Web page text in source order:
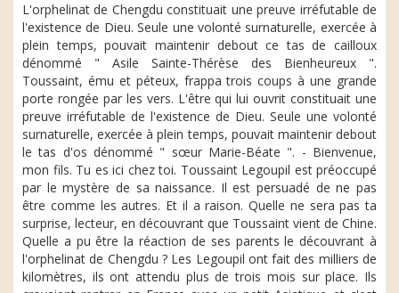
L'orphelinat de Chengdu constituait une preuve irréfutable de
l'existence de Dieu. Seule une volonté surnaturelle, exercée à
plein temps, pouvait maintenir debout ce tas de cailloux
dénommé " Asile Sainte-Thérèse des Bienheureux ".
Toussaint, ému et péteux, frappa trois coups à une grande
porte rongée par les vers. L'être qui lui ouvrit constituait une
preuve irréfutable de l'existence de Dieu. Seule une volonté
surnaturelle, exercée à plein temps, pouvait maintenir debout
le tas d'os dénommé " sœur Marie-Béate ". - Bienvenue,
mon fils. Tu es ici chez toi. Toussaint Legoupil est préoccupé
par le mystère de sa naissance. Il est persuadé de ne pas
être comme les autres. Et il a raison. Quelle ne sera pas ta
surprise, lecteur, en découvrant que Toussaint vient de Chine.
Quelle a pu être la réaction de ses parents le découvrant à
l'orphelinat de Chengdu ? Les Legoupil ont fait des milliers de
kilomètres, ils ont attendu plus de trois mois sur place. Ils